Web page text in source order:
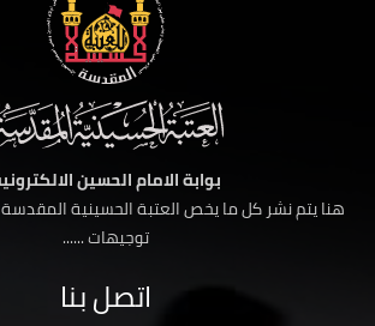
بوابة الامام الحسين
هنا يتم نشر كل ما يخص العتبة الحسينية
توجيهات ......
اتصل بنا